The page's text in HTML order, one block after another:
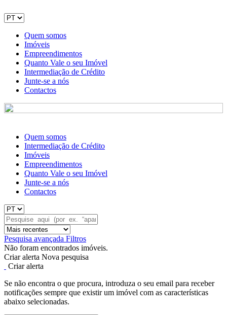
Quem somos
Imóveis
Empreendimentos
Quanto Vale o seu Imóvel
Intermediação de Crédito
Junte-se a nós
Contactos
Quem somos
Intermediação de Crédito
Imóveis
Empreendimentos
Quanto Vale o seu Imóvel
Junte-se a nós
Contactos
Pesquisa avançada Filtros
Não foram encontrados imóveis.
Criar alerta Nova pesquisa
Criar alerta
Se não encontra o que procura, introduza o seu email para receber
notificações sempre que existir um imóvel com as características
abaixo selecionadas.